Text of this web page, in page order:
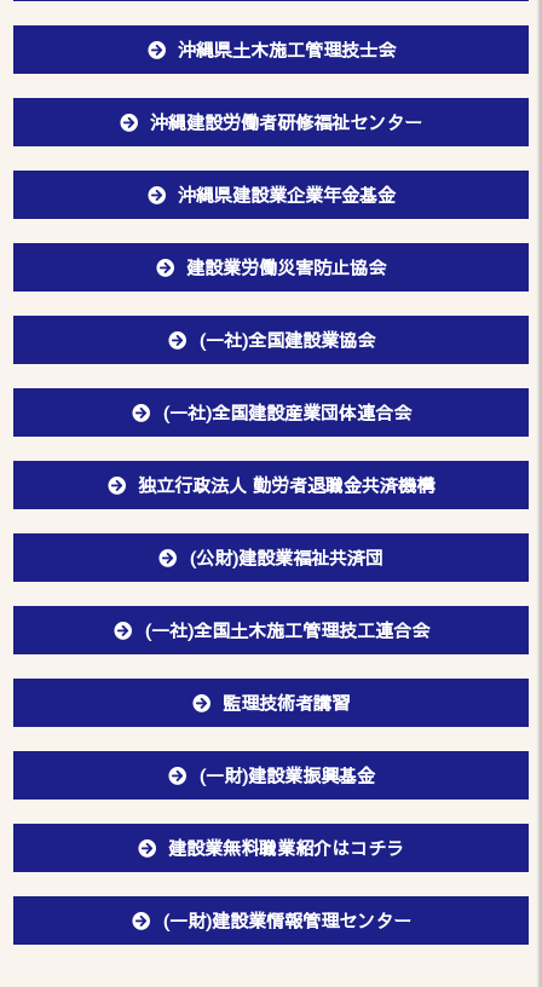
沖縄県土木施工管理技士会
沖縄建設労働者研修福祉センター
沖縄県建設業企業年金基金
建設業労働災害防止協会
(一社)全国建設業協会
(一社)全国建設産業団体連合会
独立行政法人 勤労者退職金共済機構
(公財)建設業福祉共済団
(一社)全国土木施工管理技工連合会
監理技術者講習
(一財)建設業振興基金
建設業無料職業紹介はコチラ
(一財)建設業情報管理センター